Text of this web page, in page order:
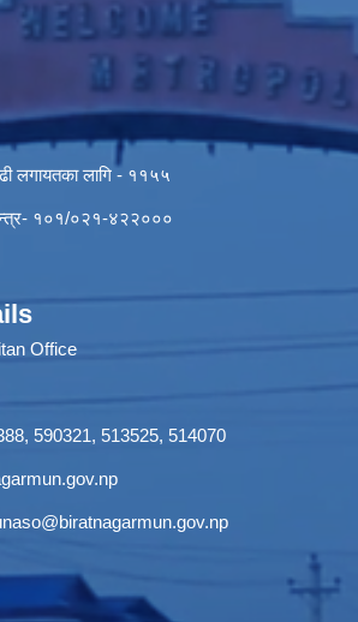
लगायतका लागि - ११५५
१०१/०२१-४२२०००
Office
590321, 513525, 514070